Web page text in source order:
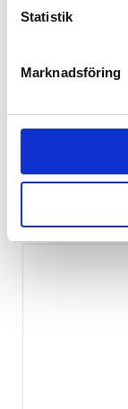
Statistik
Marknadsföring
Blueberry